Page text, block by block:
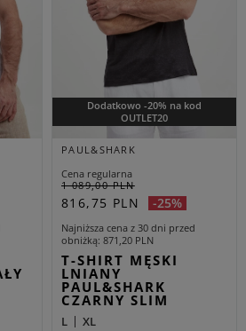
Dodatkowo -20% na kod
OUTLET20
PAUL&SHARK
Cena regularna
1 089,00 PLN
816,75 PLN -25%
Najniższa cena z 30 dni przed
obniżką 871,20 PLN
T-SHIRT MĘSKI
LNIANY
PAUL&SHARK
CZARNY SLIM
L XL